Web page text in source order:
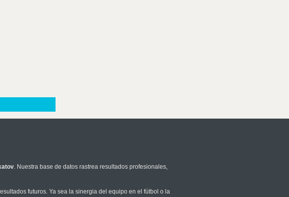
. Nuestra base de datos rastrea resultados profesionales,
futuros. Ya sea la sinergia del equipo en el fútbol o la